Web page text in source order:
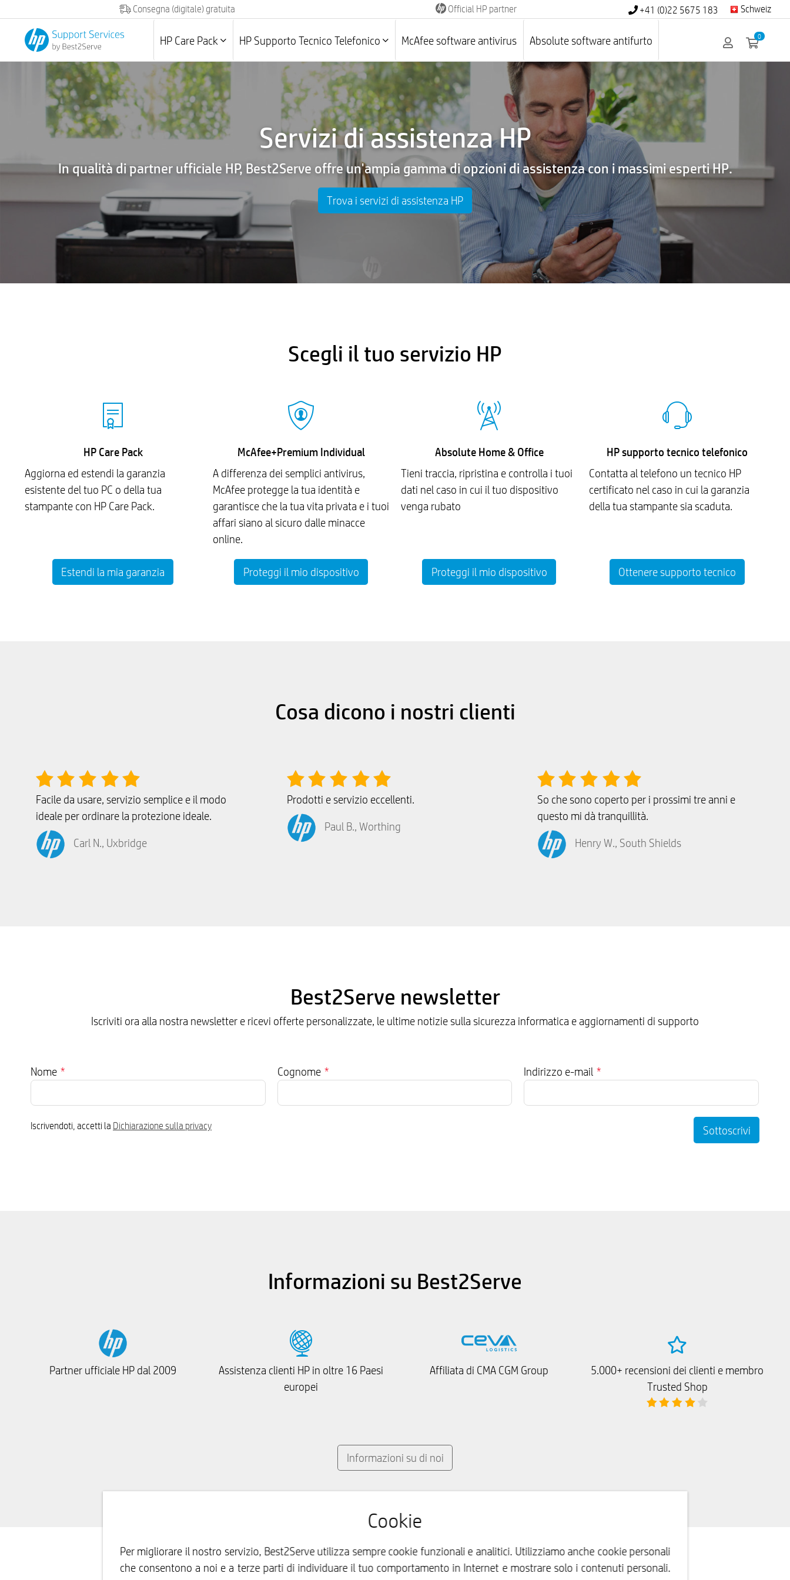
Consegna (digitale) gratuita Official HP partner +41 (0)22 5675 183 Schweiz
HP Care Pack HP Supporto Tecnico Telefonico McAfee software antivirus Absolute software antifurto 0
Servizi di assistenza HP
In qualità di partner ufficiale HP, Best2Serve offre un'ampia gamma di opzioni di assistenza con i massimi esperti HP.
Trova i servizi di assistenza HP
Scegli il tuo servizio HP
HP Care Pack
Aggiorna ed estendi la garanzia
esistente del tuo PC o della tua
stampante con HP Care Pack.
Estendi la mia garanzia
McAfee+Premium Individual
A differenza dei semplici antivirus,
McAfee protegge la tua identità e
garantisce che la tua vita privata e i tuoi
affari siano al sicuro dalle minacce
online.
Proteggi il mio dispositivo
Absolute Home & Office
Tieni traccia, ripristina e controlla i tuoi
dati nel caso in cui il tuo dispositivo
venga rubato
Proteggi il mio dispositivo
HP supporto tecnico telefonico
Contatta al telefono un tecnico HP
certificato nel caso in cui la garanzia
della tua stampante sia scaduta.
Ottenere supporto tecnico
Cosa dicono i nostri clienti
Facile da usare, servizio semplice e il modo
ideale per ordinare la protezione ideale.
Carl N., Uxbridge
Prodotti e servizio eccellenti.
Paul B., Worthing
So che sono coperto per i prossimi tre anni e
questo mi dà tranquillità.
Henry W., South Shields
Best2Serve newsletter
Iscriviti ora alla nostra newsletter e ricevi offerte personalizzate, le ultime notizie sulla sicurezza informatica e aggiornamenti di supporto
Nome * Cognome * Indirizzo e-mail *
Iscrivendoti, accetti la Dichiarazione sulla privacy
Informazioni su Best2Serve
Partner ufficiale HP dal 2009
Assistenza clienti HP in oltre 16 Paesi
europei
Affiliata di CMA CGM Group
5.000+ recensioni dei clienti e membro
Trusted Shop
Informazioni su di noi
Cookie
Per migliorare il nostro servizio, Best2Serve utilizza sempre cookie funzionali e analitici. Utilizziamo anche cookie personali
che consentono a noi e a terze parti di individuare il tuo comportamento in Internet e mostrare solo i contenuti personali.